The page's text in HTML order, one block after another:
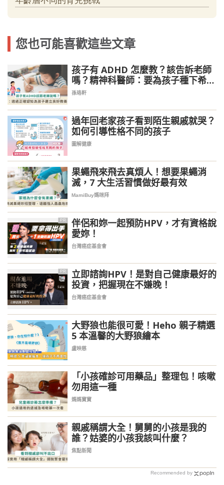
您也可能喜歡這些文章
孩子有 ADHD 怎麼教？該告訴老師
嗎？精神科醫師：要為孩子種下希望
的種子
孫珞軒
過年回老家孩子看到陌生親戚就哭？
如何引導性格不同的孩子
圖解健康
果蠅飛來飛去真煩人！想要果蠅消
滅，7 大生活習慣做好最有效
MamiBuy媽咪拜
PR
伴侶和妳一起預防HPV，才有資格說
愛妳！
台灣癌症基金會
PR
立即諮詢HPV！是對自己健康最好的
投資，把握現在不嫌晚！
台灣癌症基金會
大野狼也能很可愛！Heho 親子精選
5 本溫馨的大野狼繪本
盧映慈
「小孩確診可用藥品」整理包！咳嗽
勿用這一種
媽媽寶寶
親戚稱謂大全！舅舅的小孩是我的
誰？姑婆的小孩我該叫什麼？
焦點新聞
Recommended by